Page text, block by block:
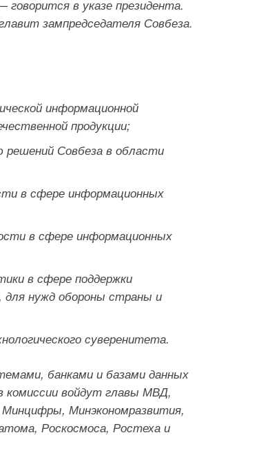
в указе президента.
зампредседателя Совбеза.
информационной
продукции;
Совбеза в области
в сфере информационных
в сфере информационных
в сфере поддержки
для нужд обороны страны и
суверенитета.
банками и базами данных
комиссии войдут главы МВД,
Минэкономразвития,
Роскосмоса, Ростеха и